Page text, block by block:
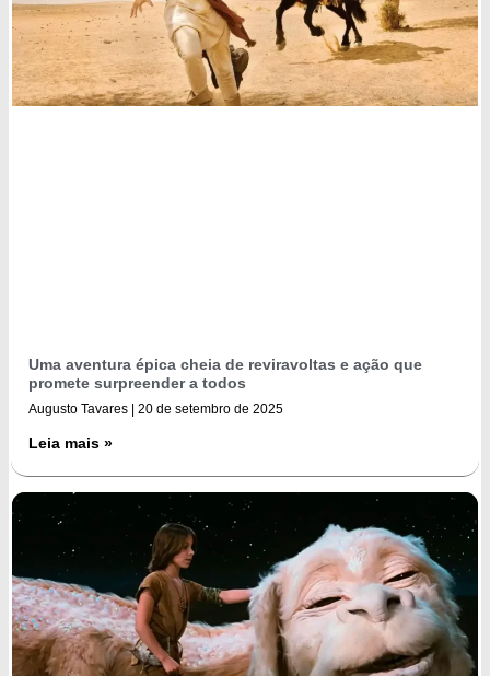
Uma aventura épica cheia de reviravoltas e ação que
promete surpreender a todos
Augusto Tavares 20 de setembro de 2025
Leia mais »